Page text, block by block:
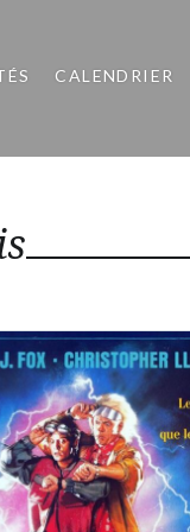
CALENDRIER